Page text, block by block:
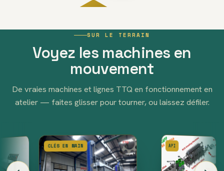
//
16-
HEAD
LINE
KG/HR · A
SUR LE TERRAIN
Voyez les machines en
mouvement
De vraies machines et lignes TTQ en fonctionnement en
atelier — faites glisser pour tourner, ou laissez défiler.
COUPE
SÉCHAGE
DÉPELLICULAGE
CLÉS EN MAIN API